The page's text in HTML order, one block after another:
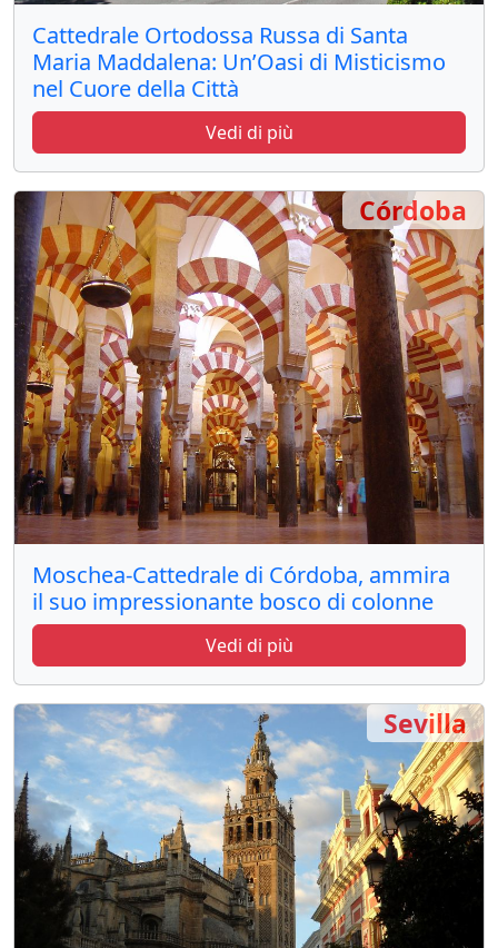
Cattedrale Ortodossa Russa di Santa
Maria Maddalena: Un’Oasi di Misticismo
nel Cuore della Città
Vedi di più
Moschea-Cattedrale di Córdoba, ammira
il suo impressionante bosco di colonne
Vedi di più
Córdoba
Sevilla